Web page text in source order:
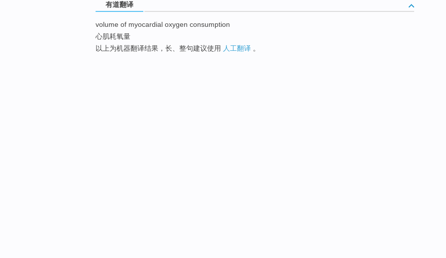
有道翻译
volume of myocardial oxygen consumption
心肌耗氧量
以上为机器翻译结果，长、整句建议使用 人工翻译 。